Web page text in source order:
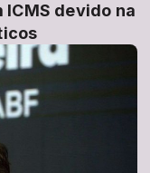
ICMS devido na